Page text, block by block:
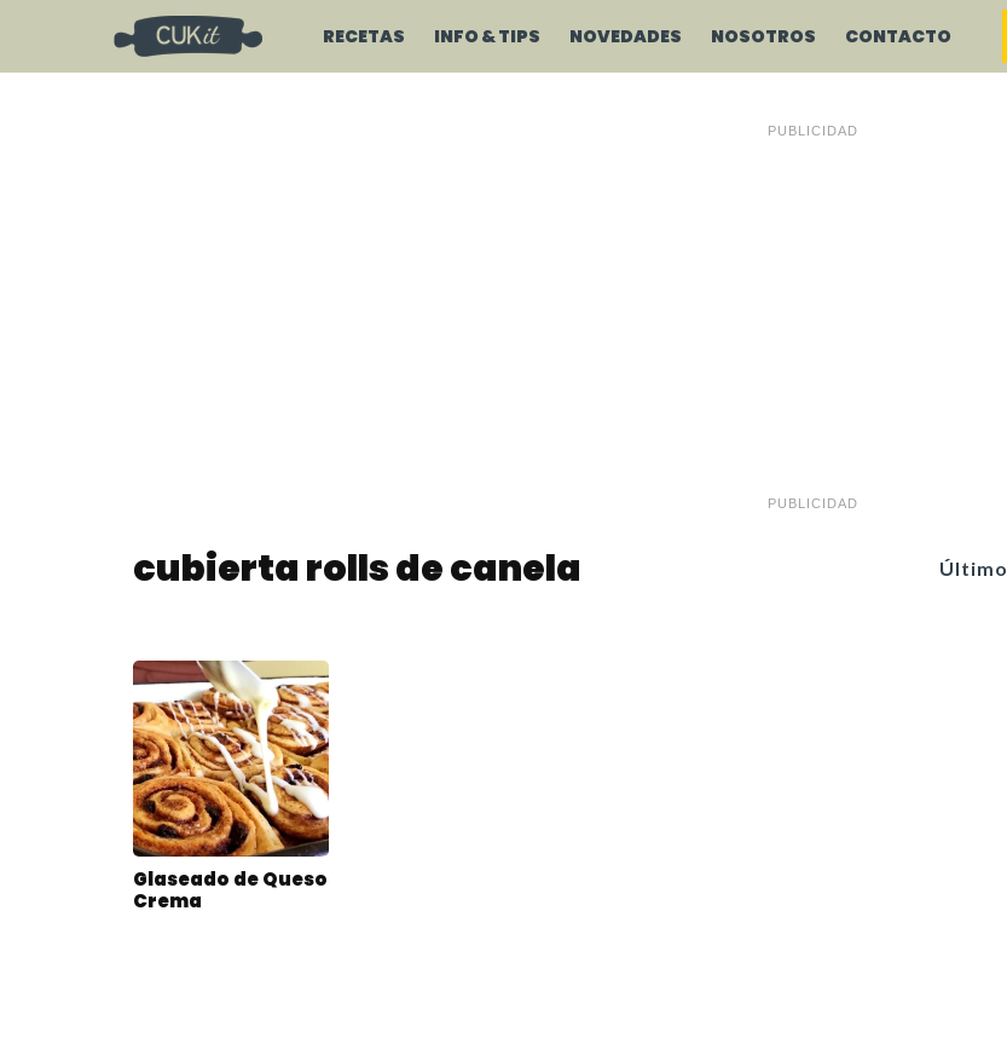
RECETAS INFO & TIPS NOVEDADES NOSOTROS CONTACTO
PUBLICIDAD
PUBLICIDAD
Último
cubierta rolls de canela
Glaseado de Queso
Crema